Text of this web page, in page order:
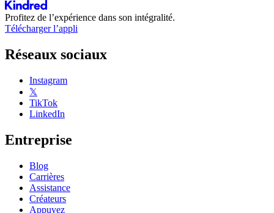
Profitez de l’expérience dans son intégralité.
Télécharger l’appli
Réseaux sociaux
Instagram
𝕏
TikTok
LinkedIn
Entreprise
Blog
Carrières
Assistance
Créateurs
Appuyez